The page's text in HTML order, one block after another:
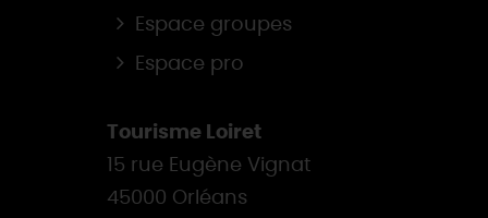
Espace groupes
Espace pro
Tourisme Loiret
15 rue Eugène Vignat
45000 Orléans